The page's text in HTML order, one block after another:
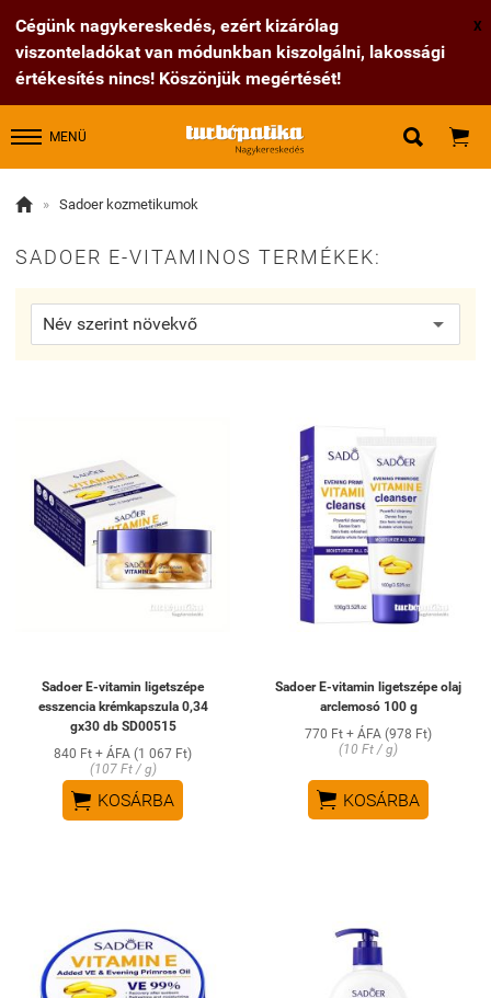
Cégünk nagykereskedés, ezért kizárólag
viszonteladókat van módunkban kiszolgálni, lakossági
értékesítés nincs! Köszönjük megértését!
X
MENÜ  
 » Sadoer kozmetikumok
SADOER E-VITAMINOS TERMÉKEK:
Sadoer E-vitamin ligetszépe
esszencia krémkapszula 0,34
gx30 db SD00515
840 Ft + ÁFA (1 067 Ft)
(107 Ft / g)
 KOSÁRBA
Sadoer E-vitamin ligetszépe olaj
arclemosó 100 g
770 Ft + ÁFA (978 Ft)
(10 Ft / g)
 KOSÁRBA